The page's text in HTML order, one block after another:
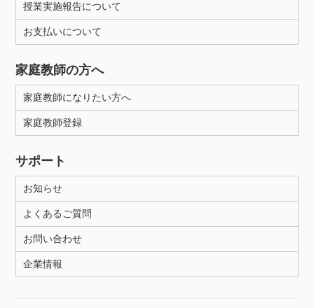
授業実施報告について
お支払いについて
家庭教師の方へ
家庭教師になりたい方へ
家庭教師登録
サポート
お知らせ
よくあるご質問
お問い合わせ
企業情報